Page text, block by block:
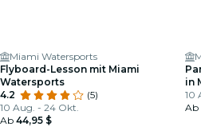
Miami Watersports
Flyboard-Lesson mit Miami
Watersports
4.2
(5)
10 Aug. - 24 Okt.
Ab 44,95 $
in
10
Ab